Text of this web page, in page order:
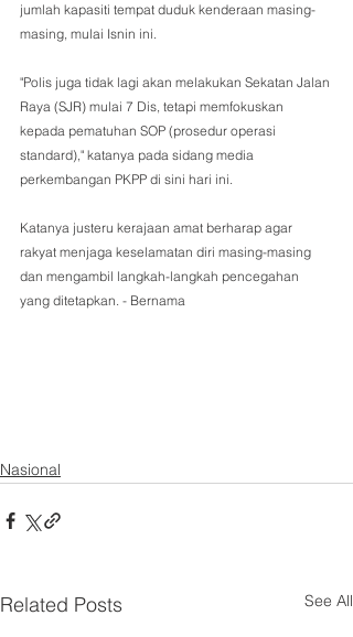
jumlah kapasiti tempat duduk kenderaan masing-
masing, mulai Isnin ini.
"Polis juga tidak lagi akan melakukan Sekatan Jalan
Raya (SJR) mulai 7 Dis, tetapi memfokuskan
kepada pematuhan SOP (prosedur operasi
standard)," katanya pada sidang media
perkembangan PKPP di sini hari ini.
Katanya justeru kerajaan amat berharap agar
rakyat menjaga keselamatan diri masing-masing
dan mengambil langkah-langkah pencegahan
yang ditetapkan. - Bernama
Nasional
Related Posts See All